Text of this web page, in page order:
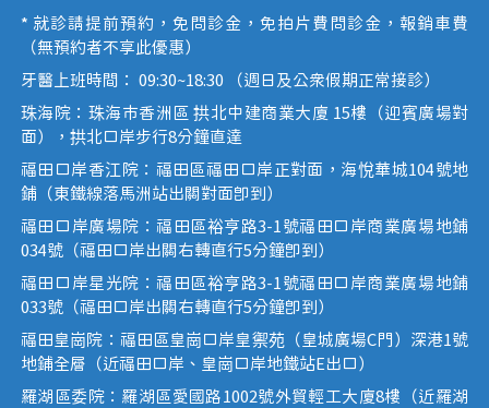
* 就診請提前預約，免問診金，免拍片費問診金，報銷車費
（無預約者不享此優惠）
牙醫上班時間： 09:30~18:30 （週日及公眾假期正常接診）
珠海院：珠海市香洲區 拱北中建商業大廈 15樓（迎賓廣場對
面），拱北口岸步行8分鐘直達
福田口岸香江院：福田區福田口岸正對面，海悅華城104號地
鋪（東鐵線落馬洲站出關對面即到）
福田口岸廣場院：福田區裕亨路3-1號福田口岸商業廣場地鋪
034號（福田口岸出關右轉直行5分鐘即到）
福田口岸星光院：福田區裕亨路3-1號福田口岸商業廣場地鋪
033號（福田口岸出關右轉直行5分鐘即到）
福田皇崗院：福田區皇崗口岸皇禦苑（皇城廣場C門）深港1號
地鋪全層（近福田口岸、皇崗口岸地鐵站E出口）
羅湖區委院：羅湖區愛國路1002號外貿輕工大廈8樓（近羅湖